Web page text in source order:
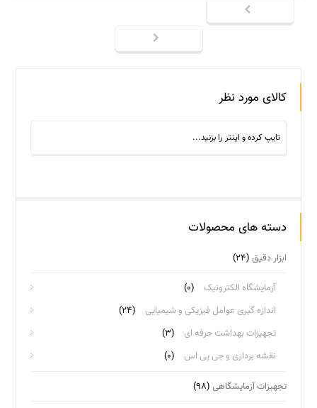
کالای مورد نظر
دسته های محصولات
ابزار دقیق (۲۴)
آزمایشگاه الکترونیک
(۰)
اندازه گیری عوامل فیزیکی و شیمیایی
(۲۴)
تجهیزات بهداشت حرفه ای
(۳)
نقشه برداری و جی پی اس
(۰)
تجهیزات آزمایشگاهی (۹۸)